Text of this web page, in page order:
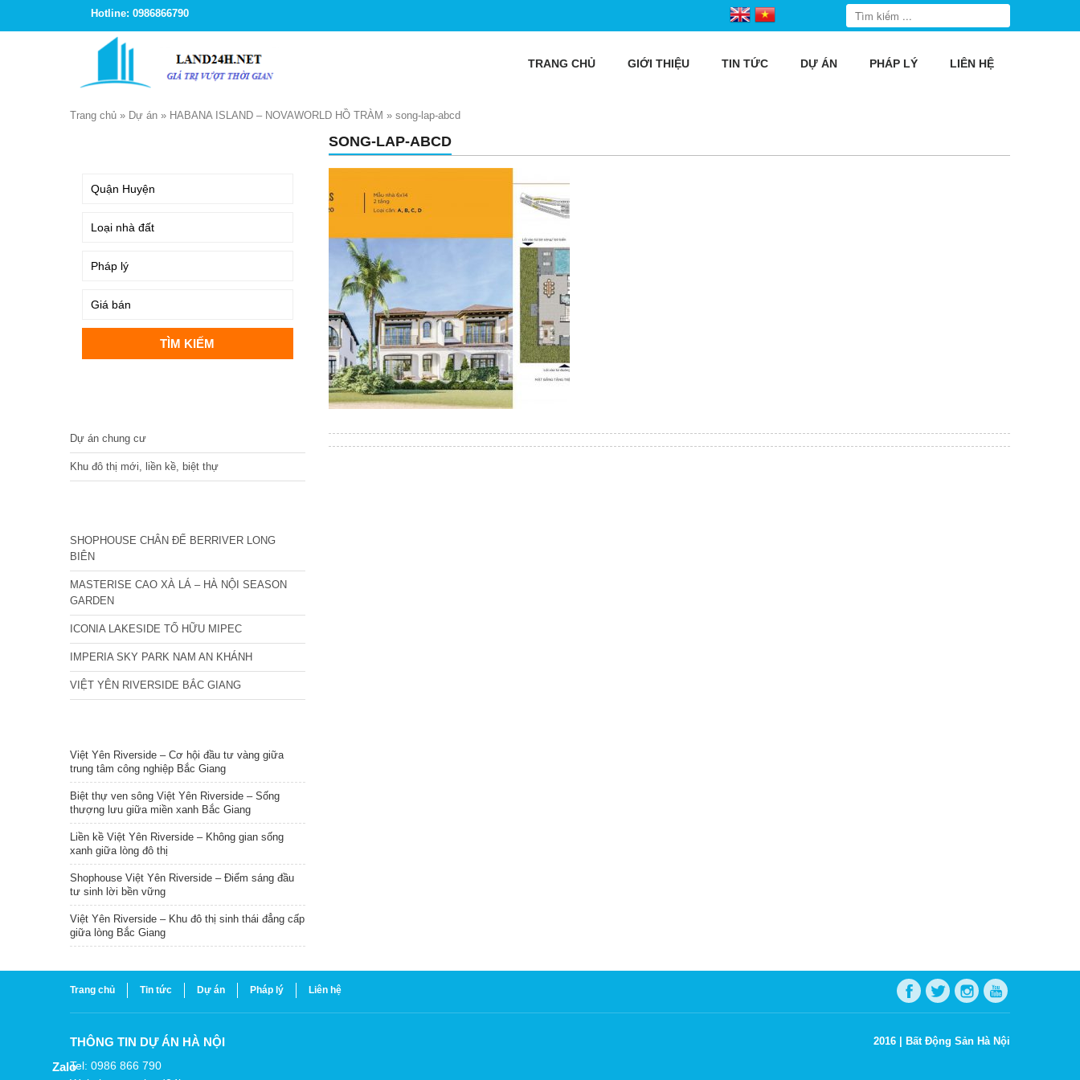
Hotline: 0986866790
TRANG CHỦ GIỚI THIỆU TIN TỨC DỰ ÁN PHÁP LÝ LIÊN HỆ
Trang chủ » Dự án » HABANA ISLAND – NOVAWORLD HỒ TRÀM » song-lap-abcd
SONG-LAP-ABCD
Dự án chung cư
Khu đô thị mới, liền kề, biệt thự
SHOPHOUSE CHÂN ĐẾ BERRIVER LONG
BIÊN
MASTERISE CAO XÀ LÁ – HÀ NỘI SEASON
GARDEN
ICONIA LAKESIDE TỐ HỮU MIPEC
IMPERIA SKY PARK NAM AN KHÁNH
VIỆT YÊN RIVERSIDE BẮC GIANG
Việt Yên Riverside – Cơ hội đầu tư vàng giữa
trung tâm công nghiệp Bắc Giang
Biệt thự ven sông Việt Yên Riverside – Sống
thượng lưu giữa miền xanh Bắc Giang
Liền kề Việt Yên Riverside – Không gian sống
xanh giữa lòng đô thị
Shophouse Việt Yên Riverside – Điểm sáng đầu
tư sinh lời bền vững
Việt Yên Riverside – Khu đô thị sinh thái đẳng cấp
giữa lòng Bắc Giang
Trang chủ Tin tức Dự án Pháp lý Liên hệ
THÔNG TIN DỰ ÁN HÀ NỘI
Tel: 0986 866 790
2016 | Bất Động Sản Hà Nội
Zalo